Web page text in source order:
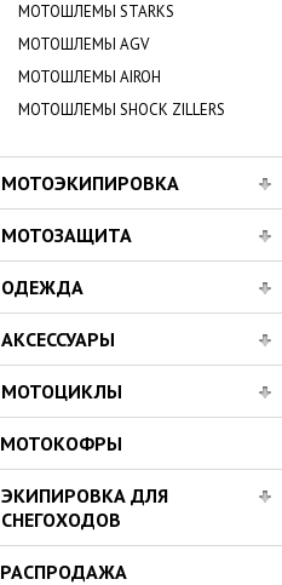
МОТОШЛЕМЫ STARKS
МОТОШЛЕМЫ AGV
МОТОШЛЕМЫ AIROH
МОТОШЛЕМЫ SHOCK ZILLERS
МОТОЭКИПИРОВКА
МОТОЗАЩИТА
ОДЕЖДА
АКСЕССУАРЫ
МОТОЦИКЛЫ
МОТОКОФРЫ
ЭКИПИРОВКА ДЛЯ
СНЕГОХОДОВ
РАСПРОДАЖА